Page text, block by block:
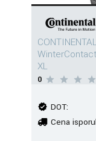
XL
0
DOT:
Cena